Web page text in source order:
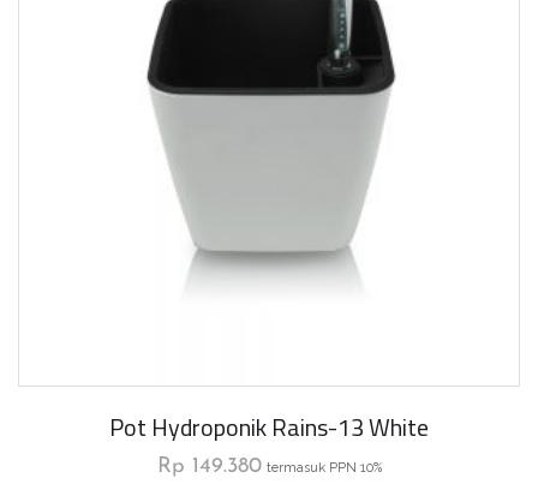
Pot Hydroponik Rains-13 White
Rp 149.380 termasuk PPN 10%